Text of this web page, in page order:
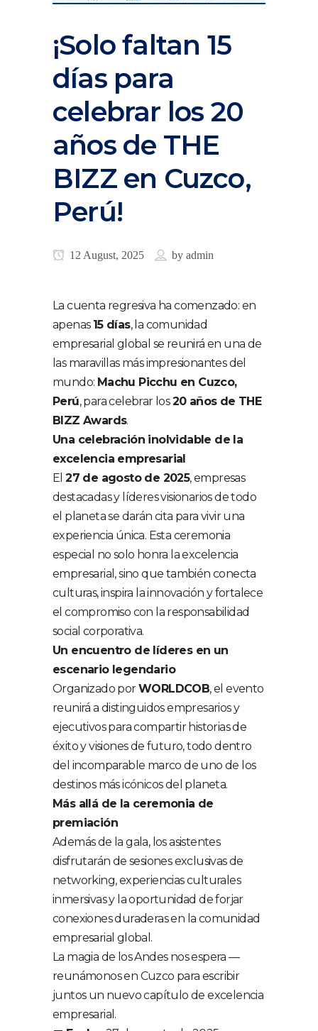
¡Solo faltan 15
días para
celebrar los 20
años de THE
BIZZ en Cuzco,
Perú!
12 August, 2025 by admin
La cuenta regresiva ha comenzado: en
apenas 15 días, la comunidad
empresarial global se reunirá en una de
las maravillas más impresionantes del
mundo: Machu Picchu en Cuzco,
Perú, para celebrar los20 años de THE
BIZZ Awards.
Una celebración inolvidable de la
excelencia empresarial
El27 de agosto de 2025, empresas
destacadas y líderes visionarios de todo
el planeta se darán cita para vivir una
experiencia única. Esta ceremonia
especial no solo honra la excelencia
empresarial, sino que también conecta
culturas, inspira la innovación y fortalece
el compromiso con la responsabilidad
social corporativa.
Un encuentro de líderes en un
escenario legendario
Organizado porWORLDCOB, el evento
reunirá a distinguidos empresarios y
ejecutivos para compartir historias de
éxito y visiones de futuro, todo dentro
del incomparable marco de uno de los
destinos más icónicos del planeta.
Más allá de la ceremonia de
premiación
Además de la gala, los asistentes
disfrutarán de sesiones exclusivas de
networking, experiencias culturales
inmersivas y la oportunidad de forjar
conexiones duraderas en la comunidad
empresarial global.
La magia de los Andes nos espera —
reunámonos en Cuzco para escribir
juntos un nuevo capítulo de excelencia
empresarial.